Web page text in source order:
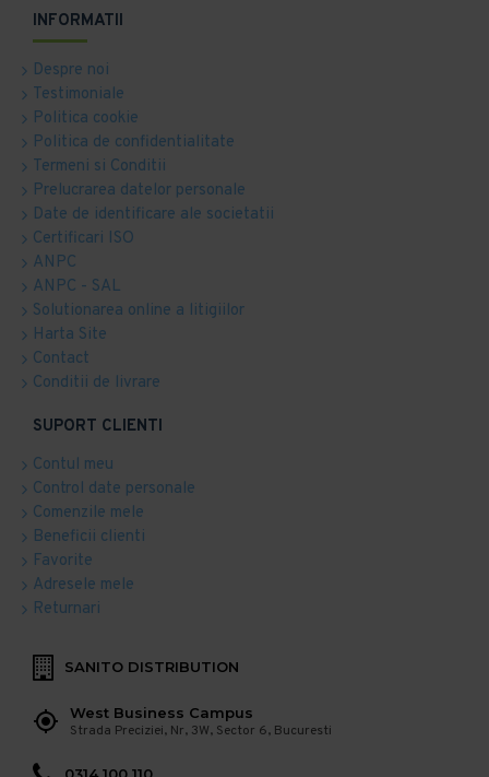
INFORMATII
Despre noi
Testimoniale
Politica cookie
Politica de confidentialitate
Termeni si Conditii
Prelucrarea datelor personale
Date de identificare ale societatii
Certificari ISO
ANPC
ANPC - SAL
Solutionarea online a litigiilor
Harta Site
Contact
Conditii de livrare
SUPORT CLIENTI
Contul meu
Control date personale
Comenzile mele
Beneficii clienti
Favorite
Adresele mele
Returnari
SANITO DISTRIBUTION
West Business Campus
Strada Preciziei, Nr, 3W, Sector 6, Bucuresti